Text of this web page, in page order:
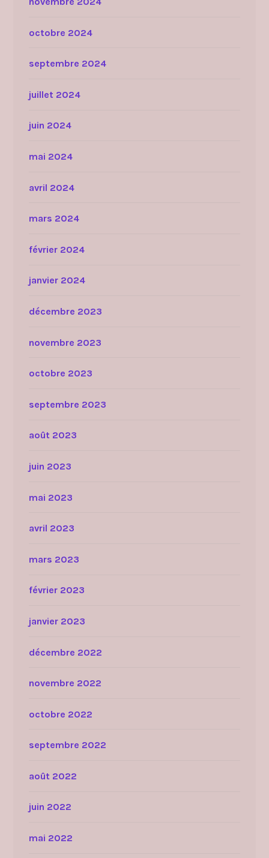
octobre 2024
septembre 2024
juillet 2024
juin 2024
mai 2024
avril 2024
mars 2024
février 2024
janvier 2024
décembre 2023
novembre 2023
octobre 2023
septembre 2023
août 2023
juin 2023
mai 2023
avril 2023
mars 2023
février 2023
janvier 2023
décembre 2022
novembre 2022
octobre 2022
septembre 2022
août 2022
juin 2022
mai 2022